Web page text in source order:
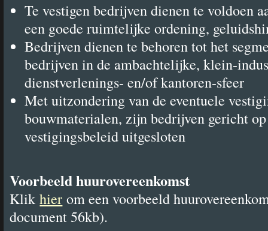
Te vestigen bedrijven dienen te voldoen
een goede ruimtelijke ordening,
Bedrijven dienen te behoren tot het
bedrijven in de ambachtelijke, klein-
dienstverlenings- en/of kantoren-sfeer
Met uitzondering van de eventuele
bouwmaterialen, zijn bedrijven gericht
vestigingsbeleid uitgesloten
Voorbeeld huurovereenkomst
Klik hier om een voorbeeld
document 56kb).